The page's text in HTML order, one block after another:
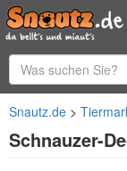
Snautz.de
Schnauzer-